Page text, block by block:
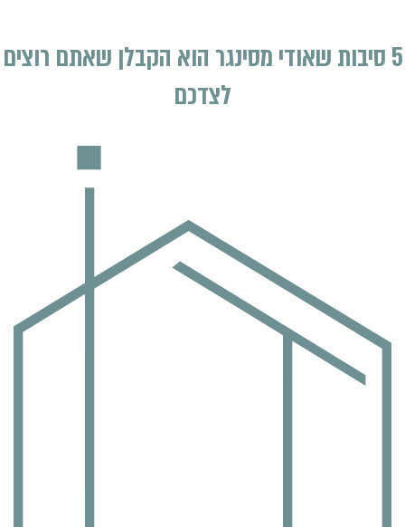
5 סיבות שאודי מסינגר הוא הקבלן שאתם רוצים
לצדכם